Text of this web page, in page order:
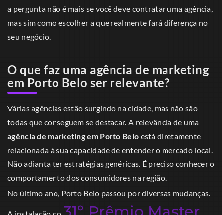
a pergunta não é mais se você deve contratar uma agência,
mas sim como escolher a que realmente fará diferença no
seu negócio.
O que faz uma agência de marketing
em Porto Belo ser relevante?
Várias agências estão surgindo na cidade, mas não são
todas que conseguem se destacar. A relevância de uma
agência de marketing em Porto Belo está diretamente
relacionada à sua capacidade de entender o mercado local.
Não adianta ter estratégias genéricas. É preciso conhecer o
comportamento dos consumidores na região.
No último ano, Porto Belo passou por diversas mudanças.